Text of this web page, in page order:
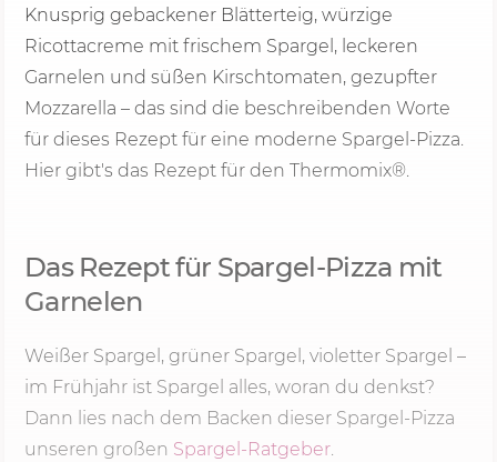
Knusprig gebackener Blätterteig, würzige
Ricottacreme mit frischem Spargel, leckeren
Garnelen und süßen Kirschtomaten, gezupfter
Mozzarella – das sind die beschreibenden Worte
für dieses Rezept für eine moderne Spargel-Pizza.
Hier gibt's das Rezept für den Thermomix®.
Das Rezept für Spargel-Pizza mit
Garnelen
Weißer Spargel, grüner Spargel, violetter Spargel –
im Frühjahr ist Spargel alles, woran du denkst?
Dann lies nach dem Backen dieser Spargel-Pizza
unseren großen Spargel-Ratgeber.